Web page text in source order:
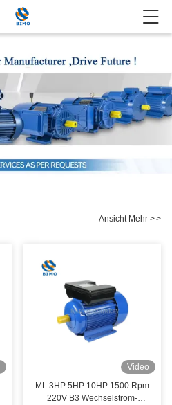
Ansicht Mehr >>
Video
ML 3HP 5HP 10HP 1500 Rpm
220V B3 Wechselstrom-